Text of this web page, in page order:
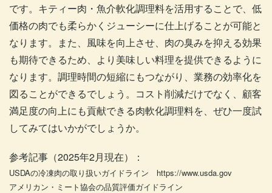
です。キティー肉・魚介軟化調理料を活用することで、低
価格の肉でも柔らかくジューシーに仕上げることが可能と
なります。また、風味を向上させ、肉の臭みを抑える効果
も期待できるため、より美味しい料理を提供できるように
なります。調理時間の短縮にもつながり、業務の効率化を
図ることができるでしょう。コスト削減だけでなく、顧客
満足度の向上にも貢献できる肉軟化調理料を、ぜひ一度試
してみてはいかがでしょうか。
参考記事（2025年2月現在）：
USDAの冷凍肉の取り扱いガイドライン https://www.usda.gov
アメリカン・ミート協会の品質評価ガイドライン